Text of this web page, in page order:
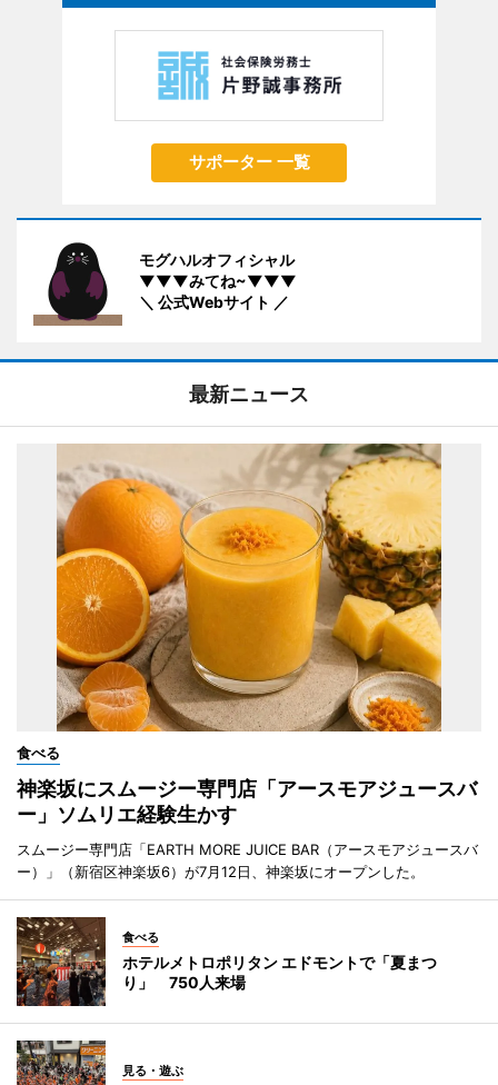
サポーター 一覧
モグハルオフィシャル
▼▼▼みてね~▼▼▼
＼ 公式Webサイト ／
最新ニュース
食べる
神楽坂にスムージー専門店「アースモアジュースバ
ー」ソムリエ経験生かす
スムージー専門店「EARTH MORE JUICE BAR（アースモアジュースバ
ー）」（新宿区神楽坂6）が7月12日、神楽坂にオープンした。
食べる
ホテルメトロポリタン エドモントで「夏まつ
り」 750人来場
見る・遊ぶ